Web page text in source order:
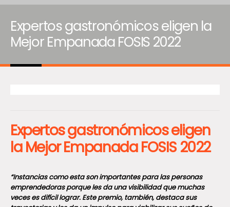
Expertos gastronómicos eligen la
Mejor Empanada FOSIS 2022
Expertos gastronómicos eligen
la Mejor Empanada FOSIS 2022
“Instancias como esta son importantes para las personas
emprendedoras porque les da una visibilidad que muchas
veces es difícil lograr. Este premio, también, destaca sus